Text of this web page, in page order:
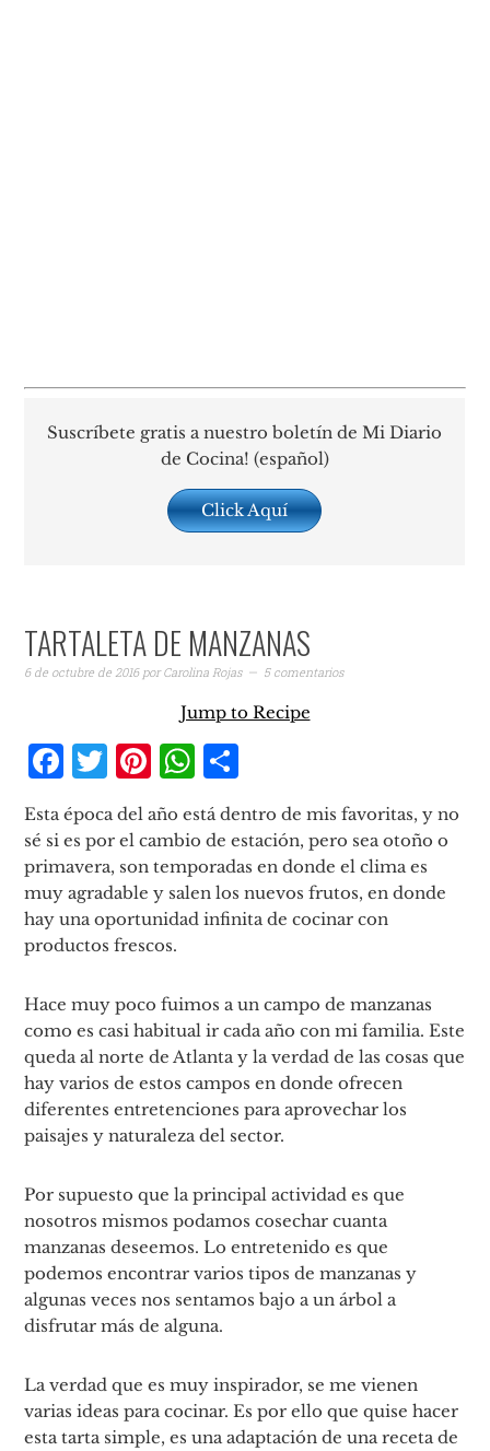
Suscríbete gratis a nuestro boletín de Mi Diario
de Cocina! (español)
Click Aquí
TARTALETA DE MANZANAS
6 de octubre de 2016porCarolina Rojas 5 comentarios
Jump to Recipe
Facebook
Twitter
Pinterest
WhatsApp
Esta época del año está dentro de mis favoritas, y no
sé si es por el cambio de estación, pero sea otoño o
primavera, son temporadas en donde el clima es
muy agradable y salen los nuevos frutos, en donde
hay una oportunidad infinita de cocinar con
productos frescos.
Hace muy poco fuimos a un campo de manzanas
como es casi habitual ir cada año con mi familia. Este
queda al norte de Atlanta y la verdad de las cosas que
hay varios de estos campos en donde ofrecen
diferentes entretenciones para aprovechar los
paisajes y naturaleza del sector.
Por supuesto que la principal actividad es que
nosotros mismos podamos cosechar cuanta
manzanas deseemos. Lo entretenido es que
podemos encontrar varios tipos de manzanas y
algunas veces nos sentamos bajo a un árbol a
disfrutar más de alguna.
La verdad que es muy inspirador, se me vienen
varias ideas para cocinar. Es por ello que quise hacer
esta tarta simple, es una adaptación de una receta de